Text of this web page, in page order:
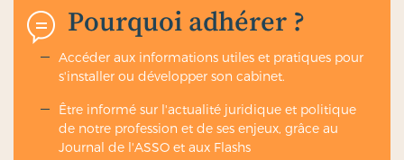
En cas d’échec de la procédure amiable : passez à
la procédure forcée
Si la procédure amiable a échoué avec le débiteur,
vous pouvez faire appel à un huissier de justice qui
se charge de récupérer la somme due.
Étape n°1:l’huissier notifie une injonction de
payer
Pourquoi adhérer ?
Accéder aux informations utiles et pratiques pour
s'installer ou développer son cabinet.
Être informé sur l'actualité juridique et politique
de notre profession et de ses enjeux, grâce au
Journal de l'ASSO et aux Flashs